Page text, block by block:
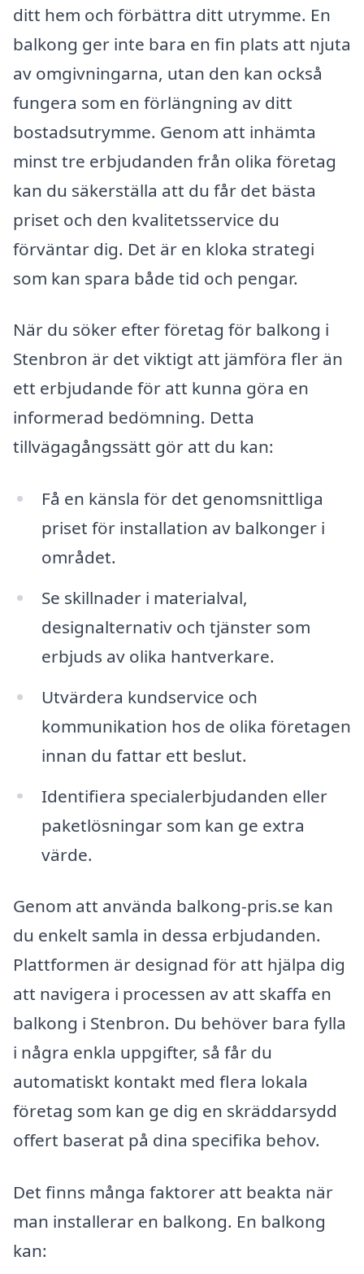
ditt hem och förbättra ditt utrymme. En
balkong ger inte bara en fin plats att njuta
av omgivningarna, utan den kan också
fungera som en förlängning av ditt
bostadsutrymme. Genom att inhämta
minst tre erbjudanden från olika företag
kan du säkerställa att du får det bästa
priset och den kvalitetsservice du
förväntar dig. Det är en kloka strategi
som kan spara både tid och pengar.
När du söker efter företag för balkong i
Stenbron är det viktigt att jämföra fler än
ett erbjudande för att kunna göra en
informerad bedömning. Detta
tillvägagångssätt gör att du kan:
Få en känsla för det genomsnittliga
priset för installation av balkonger i
området.
Se skillnader i materialval,
designalternativ och tjänster som
erbjuds av olika hantverkare.
Utvärdera kundservice och
kommunikation hos de olika företagen
innan du fattar ett beslut.
Identifiera specialerbjudanden eller
paketlösningar som kan ge extra
värde.
Genom att använda balkong-pris.se kan
du enkelt samla in dessa erbjudanden.
Plattformen är designad för att hjälpa dig
att navigera i processen av att skaffa en
balkong i Stenbron. Du behöver bara fylla
i några enkla uppgifter, så får du
automatiskt kontakt med flera lokala
företag som kan ge dig en skräddarsydd
offert baserat på dina specifika behov.
Det finns många faktorer att beakta när
man installerar en balkong. En balkong
kan: